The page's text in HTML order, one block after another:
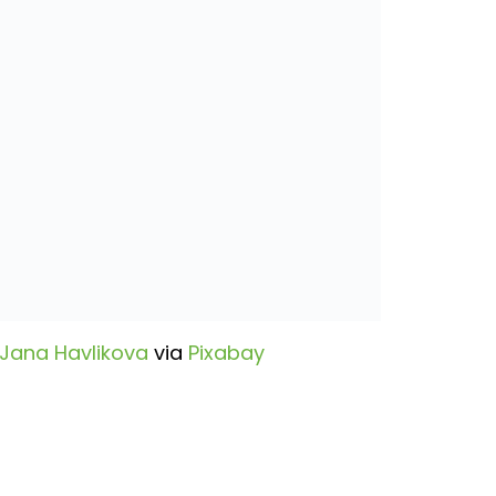
Jana Havlikova via Pixabay